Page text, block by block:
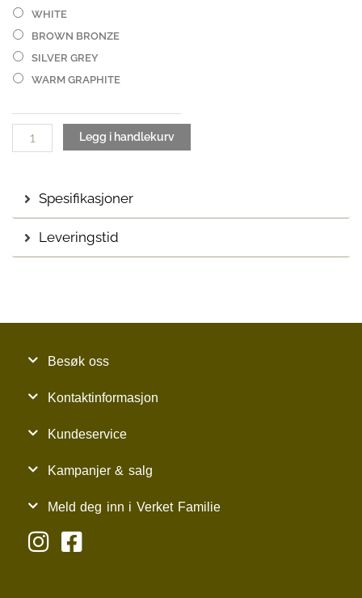
WHITE
BROWN BRONZE
SILVER GREY
WARM GRAPHITE
Legg i handlekurv
Spesifikasjoner
Leveringstid
Besøk oss
Kontaktinformasjon
Kundeservice
Kampanjer & salg
Meld deg inn i Verket Familie